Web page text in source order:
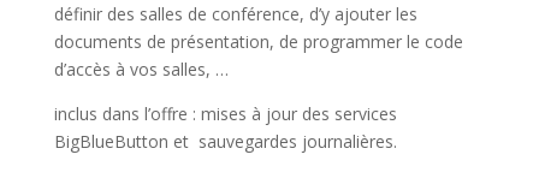
définir des salles de conférence, d’y ajouter les
documents de présentation, de programmer le code
d’accès à vos salles, …
inclus dans l’offre : mises à jour des services
BigBlueButton et sauvegardes journalières.